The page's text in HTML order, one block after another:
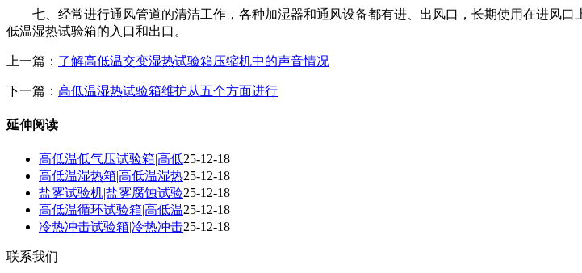
七、经常进行通风管道的清洁工作，各种加湿器和通风设备都有进、出风口，长期使用在进风口
低温湿热试验箱的入口和出口。
上一篇： 了解高低温交变湿热试验箱压缩机中的声音情况
下一篇： 高低温湿热试验箱维护从五个方面进行
延伸阅读
高低温低气压试验箱|高低25-12-18
高低温湿热箱|高低温湿热25-12-18
盐雾试验机|盐雾腐蚀试验25-12-18
高低温循环试验箱|高低温25-12-18
冷热冲击试验箱|冷热冲击25-12-18
联系我们